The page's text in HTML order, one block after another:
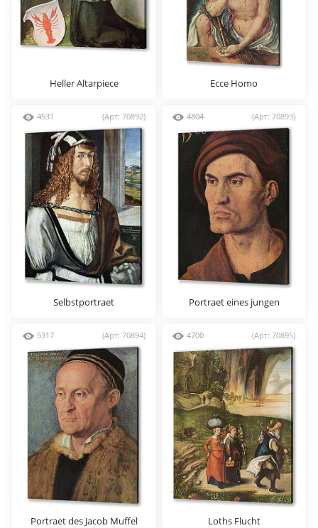
Heller Altarpiece Ecce Homo
4531 (Арт: 70892)
Selbstportraet
4804 (Арт: 70893)
Portraet eines jungen
5317 (Арт: 70894)
Portraet des Jacob Muffel
4700 (Арт: 70895)
Loths Flucht